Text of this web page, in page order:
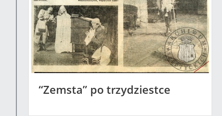
“Zemsta” po trzydziestce